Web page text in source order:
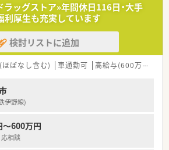
える総合健康企業です。
グストアを経営し、調剤併設店も展開してい
品、化粧品等も取扱があり幅広い業務に触れる
ポストとなりますので、新たな挑戦をしたい方
室はどこも綺麗で、監査システム・自動分包機
整っています。
でのご就業となりますので、医薬品から日用
スメ〉
ラッグストア»年間休日116日・大手
厚生も充実しています
検討リストに追加
ぼなし含む) 車通勤可 高給与(600万円以上)
伊野線)
600万円
相談